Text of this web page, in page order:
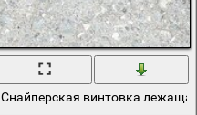
Снайперская винтовка